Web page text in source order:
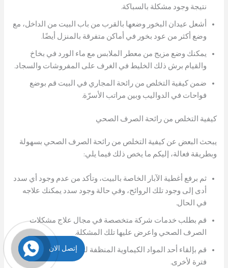
نتيجة وجود مشكلة بالسباكة.
أشعل عيدان البخور وضعها بالقرب من باب البيت من الداخل، مع
وضع أكثر من عود بخور في أماكن متفرقة بالمنزل أيضًا.
يمكنك وضع مزيج من معطر الملابس مع ماء الورد في بخاخ
والقيام برش ذلك الخليط في الغرف على المفروشات والسجاد.
ضمن كيفية التخلص من رائحة المجاري في البيت قم بوضع
فواحات في الدواليب وبين مراتب الأسرّة.
كيفية التخلص من رائحة الصرف الصحي
يبحث البعض عن كيفية التخلص من رائحة الصرف الصحي بسهولة
وبطريقة فعالة، إليكم ما يخص ذلك فيما يلي:
ثم برفع أغطية الآبار الخاصة بالبيت، وتأكد من عدم وجود أي سدد
أدى إلى وجود تلك الروائح، وفي حالة وجود سدد يمكنك علاجه
في الحال.
قم بطلب خدمات شركة متخصصة في مجال علاج مشكلات
الصرف الصحي واعرض عليها تلك المشكلة.
قم بإلقاء أحد المواد الكيماوية المنظفة لمواسير الصرف من
فترة لأخرى.
إتصل الان